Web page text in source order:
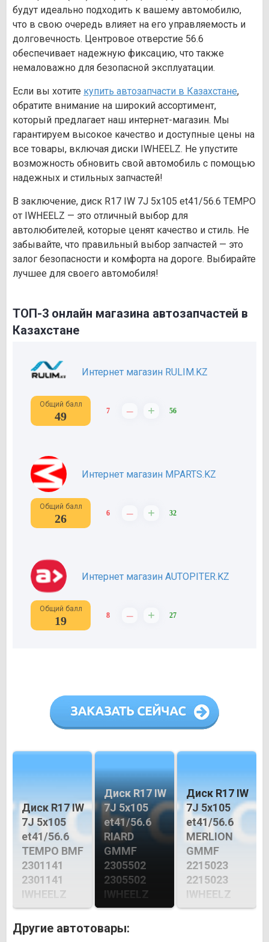
будут идеально подходить к вашему автомобилю,
что в свою очередь влияет на его управляемость и
долговечность. Центровое отверстие 56.6
обеспечивает надежную фиксацию, что также
немаловажно для безопасной эксплуатации.
Если вы хотите купить автозапчасти в Казахстане,
обратите внимание на широкий ассортимент,
который предлагает наш интернет-магазин. Мы
гарантируем высокое качество и доступные цены на
все товары, включая диски IWHEELZ. Не упустите
возможность обновить свой автомобиль с помощью
надежных и стильных запчастей!
В заключение, диск R17 IW 7J 5х105 et41/56.6 TEMPO
от IWHEELZ — это отличный выбор для
автолюбителей, которые ценят качество и стиль. Не
забывайте, что правильный выбор запчастей — это
залог безопасности и комфорта на дороге. Выбирайте
лучшее для своего автомобиля!
ТОП-3 онлайн магазина автозапчастей в
Казахстане
Интернет магазин RULIM.KZ
Общий балл
49 7 – + 56
Интернет магазин MPARTS.KZ
Общий балл
26 6 – + 32
Интернет магазин AUTOPITER.KZ
Общий балл
19 8 – + 27
Диск R17 IW
7J 5х105
et41/56.6
TEMPO BMF
2301141
2301141
IWHEELZ
Диск R17 IW
7J 5х105
et41/56.6
RIARD
GMMF
2305502
2305502
IWHEELZ
Диск R17 IW
7J 5х105
et41/56.6
MERLION
GMMF
2215023
2215023
IWHEELZ
Другие автотовары: